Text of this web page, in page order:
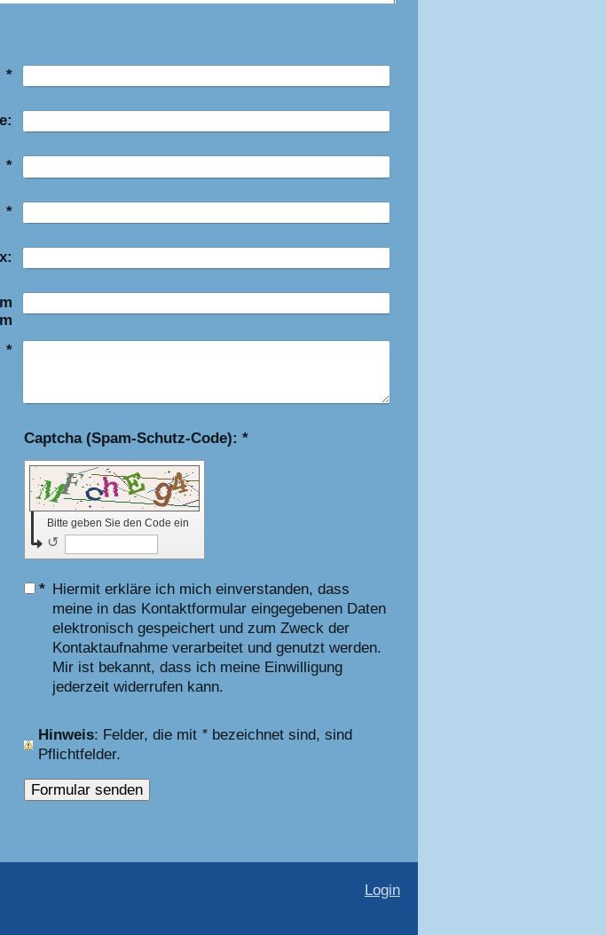
*
*
*
*
Captcha (Spam-Schutz-Code): *
Bitte geben Sie den Code ein
↺
* Hiermit erkläre ich mich einverstanden, dass
meine in das Kontaktformular eingegebenen Daten
elektronisch gespeichert und zum Zweck der
Kontaktaufnahme verarbeitet und genutzt werden.
Mir ist bekannt, dass ich meine Einwilligung
jederzeit widerrufen kann.
Hinweis : Felder, die mit *bezeichnet sind, sind
Pflichtfelder.
Login